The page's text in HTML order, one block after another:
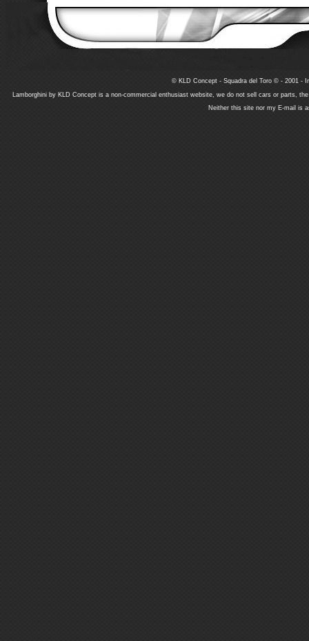
© KLD Concept - Squadra del Toro © - 2001 -
Lamborghini by KLD Concept is a non-commercial enthusiast website, we do not sell cars or parts,
Neither this site nor my E-mail is